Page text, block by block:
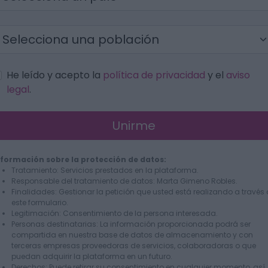
He leído y acepto la política de privacidad y el aviso
legal.
Unirme
sobre la protección de datos:
Tratamiento: Servicios prestados en la plataforma.
Responsable del tratamiento de datos: Marta Gimeno Robles.
Finalidades: Gestionar la petición que usted está realizando a través
este formulario.
Legitimación: Consentimiento de la persona interesada.
Personas destinatarias: La información proporcionada podrá ser
compartida en nuestra base de datos de almacenamiento y con
terceras empresas proveedoras de servicios, colaboradoras o que
puedan adquirir la plataforma en un futuro.